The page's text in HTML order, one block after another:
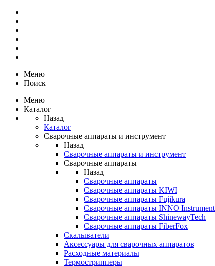
Меню
Поиск
Меню
Каталог
Назад
Каталог
Сварочные аппараты и инструмент
Назад
Сварочные аппараты и инструмент
Сварочные аппараты
Назад
Сварочные аппараты
Сварочные аппараты KIWI
Сварочные аппараты Fujikura
Сварочные аппараты INNO Instrument
Сварочные аппараты ShinewayTech
Cварочные аппараты FiberFox
Скалыватели
Аксессуары для сварочных аппаратов
Расходные материалы
Термострипперы